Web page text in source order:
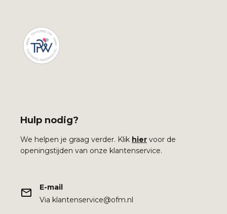
Hulp nodig?
We helpen je graag verder. Klik hier voor de
openingstijden van onze klantenservice.
E-mail
Via klantenservice@ofm.nl